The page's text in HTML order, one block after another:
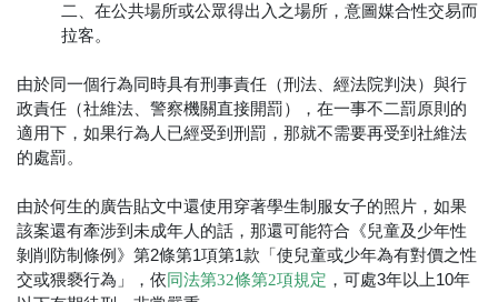
二、在公共場所或公眾得出入之場所，意圖媒合性交易而
拉客。
由於同一個行為同時具有刑事責任（刑法、經法院判決）與行
政責任（社維法、警察機關直接開罰），在一事不二罰原則的
適用下，如果行為人已經受到刑罰，那就不需要再受到社維法
的處罰。
由於何生的廣告貼文中還使用穿著學生制服女子的照片，如果
該案還有牽涉到未成年人的話，那還可能符合《兒童及少年性
剝削防制條例》第2條第1項第1款「使兒童或少年為有對價之性
交或猥褻行為」，依同法第32條第2項規定 ，可處3年以上10年